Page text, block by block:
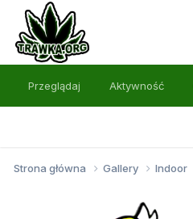
Przeglądaj Aktywność
Strona główna Gallery Indoor